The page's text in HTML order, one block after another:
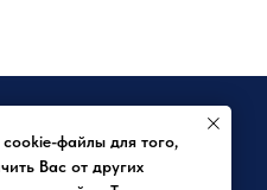
файлы для того,
Вас от других